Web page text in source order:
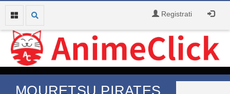
Registrati
MOURETSU PIRATES